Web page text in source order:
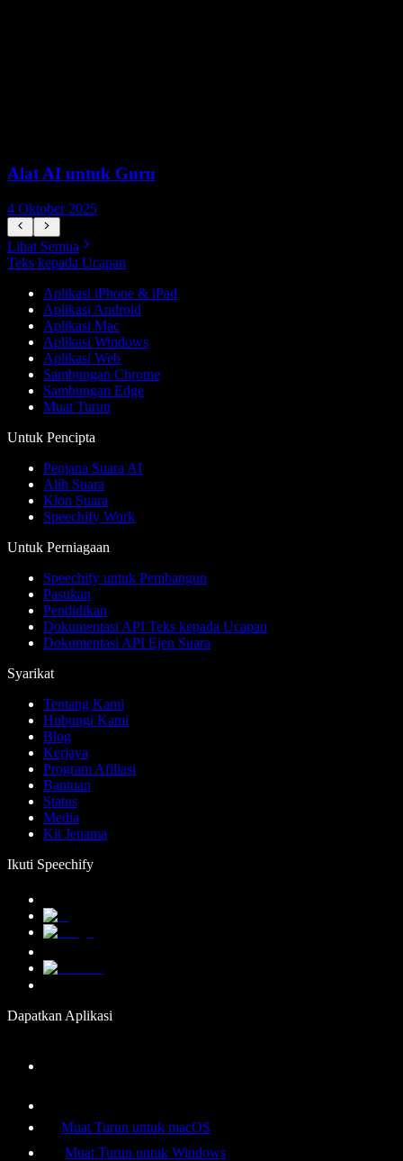
Alat AI untuk Guru
4 Oktober 2025
Lihat Semua
Teks kepada Ucapan
Aplikasi iPhone & iPad
Aplikasi Android
Aplikasi Mac
Aplikasi Windows
Aplikasi Web
Sambungan Chrome
Sambungan Edge
Muat Turun
Untuk Pencipta
Penjana Suara AI
Alih Suara
Klon Suara
Speechify Work
Untuk Perniagaan
Speechify untuk Pembangun
Pasukan
Pendidikan
Dokumentasi API Teks kepada Ucapan
Dokumentasi API Ejen Suara
Syarikat
Tentang Kami
Hubungi Kami
Blog
Kerjaya
Program Afiliasi
Bantuan
Status
Media
Kit Jenama
Ikuti Speechify
Dapatkan Aplikasi
Muat Turun untuk macOS
Muat Turun untuk Windows